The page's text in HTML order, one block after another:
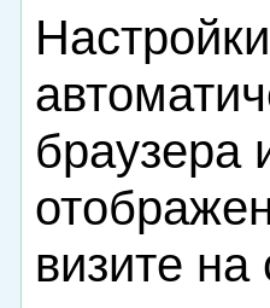
браузера
визите на